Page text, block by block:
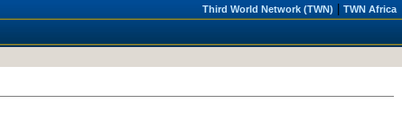
Third World Network (TWN) TWN Africa